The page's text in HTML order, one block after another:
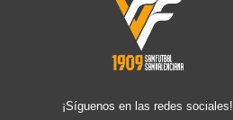
¡Síguenos en las redes sociales!